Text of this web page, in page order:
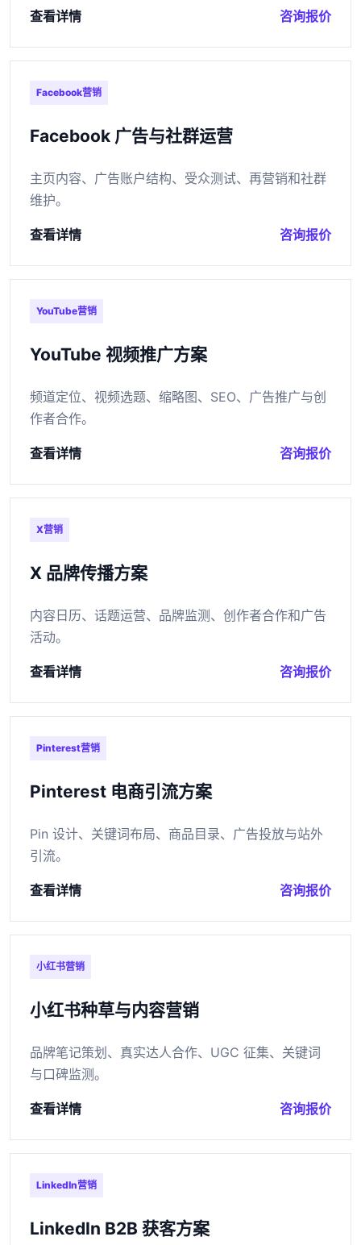
查看详情 咨询报价
Facebook营销
Facebook 广告与社群运营
主页内容、广告账户结构、受众测试、再营销和社群
维护。
查看详情 咨询报价
YouTube营销
YouTube 视频推广方案
频道定位、视频选题、缩略图、SEO、广告推广与创
作者合作。
查看详情 咨询报价
X营销
X 品牌传播方案
内容日历、话题运营、品牌监测、创作者合作和广告
活动。
查看详情 咨询报价
Pinterest营销
Pinterest 电商引流方案
Pin 设计、关键词布局、商品目录、广告投放与站外
引流。
查看详情 咨询报价
小红书营销
小红书种草与内容营销
品牌笔记策划、真实达人合作、UGC 征集、关键词
与口碑监测。
查看详情 咨询报价
LinkedIn营销
LinkedIn B2B 获客方案